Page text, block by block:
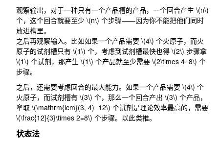
观察输出，对于一种只有一个产品槽的产品，一个回合产生 \(n\)
个，这个回合就要至少 \(n\) 个步骤——因为你不能把他们同时
放进槽里。
之后再观察输入。比如如果一个产品需要 \(4\) 个火原子，而火
原子的试剂槽只有 \(1\) 个，考虑到试剂槽最快也得 \(2\) 步骤拿
\(1\) 个试剂，那产生 \(1\) 个产品就至少需要 \(2\times 4=8\) 个
步骤。
之后，还需要考虑回合的最大能力。如果一个产品需要 \(4\) 个
火原子，而试剂槽有 \(3\) 个，那么一个回合产出 \(3\) 个产品，
拿取 \(\mathrm{lcm}(3, 4)=12\) 个试剂是理论效率最高的，需要
\(\frac{12}{3}\times 2=8\) 个步骤。以此类推。
状态法